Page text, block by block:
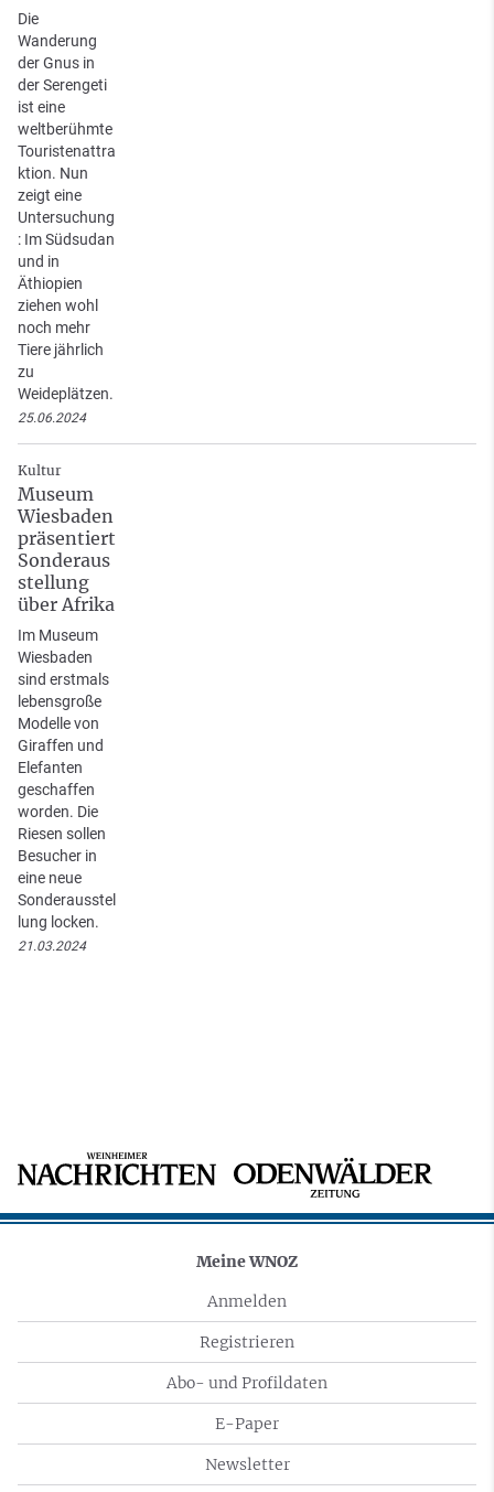
Die
Wanderung
der Gnus in
der Serengeti
ist eine
weltberühmte
Touristenattra
ktion. Nun
zeigt eine
Untersuchung
: Im Südsudan
und in
Äthiopien
ziehen wohl
noch mehr
Tiere jährlich
zu
Weideplätzen.
25.06.2024
Kultur
Museum
Wiesbaden
präsentiert
Sonderaus
stellung
über Afrika
Im Museum
Wiesbaden
sind erstmals
lebensgroße
Modelle von
Giraffen und
Elefanten
geschaffen
worden. Die
Riesen sollen
Besucher in
eine neue
Sonderausstel
lung locken.
21.03.2024
Meine WNOZ
Anmelden
Registrieren
Abo- und Profildaten
E-Paper
Newsletter